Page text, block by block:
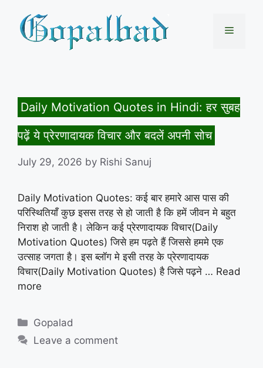
content
Menu
Daily Motivation Quotes in Hindi: हर सुबह
पढ़ें ये प्रेरणादायक विचार और बदलें अपनी सोच
July 29, 2026 by Rishi Sanuj
Daily Motivation Quotes: कई बार हमारे आस पास की
परिस्थितियाँ कुछ इसस तरह से हो जाती है कि हमें जीवन मे बहुत
निराश हो जाती है। लेकिन कई प्रेरणादायक विचार(Daily
Motivation Quotes) जिसे हम पढ़ते हैं जिससे हममे एक
उत्साह जगता है। इस ब्लॉग मे इसी तरह के प्रेरणादायक
विचार(Daily Motivation Quotes) है जिसे पढ़ने … Read
more
Categories
Gopalad
Leave a comment